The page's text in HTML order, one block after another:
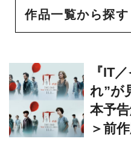
本予
＞前
源 源